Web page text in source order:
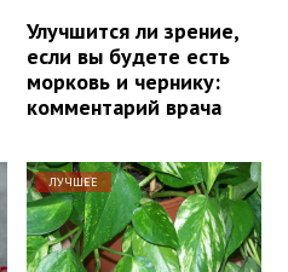
Улучшится ли зрение,
если вы будете есть
морковь и чернику:
комментарий врача
ЛУЧШЕЕ